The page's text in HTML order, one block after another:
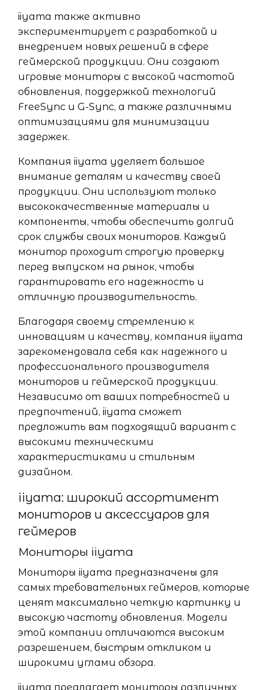
iiyama также активно
экспериментирует с разработкой и
внедрением новых решений в сфере
геймерской продукции. Они создают
игровые мониторы с высокой частотой
обновления, поддержкой технологий
FreeSync и G-Sync, а также различными
оптимизациями для минимизации
задержек.
Компания iiyama уделяет большое
внимание деталям и качеству своей
продукции. Они используют только
высококачественные материалы и
компоненты, чтобы обеспечить долгий
срок службы своих мониторов. Каждый
монитор проходит строгую проверку
перед выпуском на рынок, чтобы
гарантировать его надежность и
отличную производительность.
Благодаря своему стремлению к
инновациям и качеству, компания iiyama
зарекомендовала себя как надежного и
профессионального производителя
мониторов и геймерской продукции.
Независимо от ваших потребностей и
предпочтений, iiyama сможет
предложить вам подходящий вариант с
высокими техническими
характеристиками и стильным
дизайном.
iiyama: широкий ассортимент
мониторов и аксессуаров для
геймеров
Мониторы iiyama
Мониторы iiyama предназначены для
самых требовательных геймеров, которые
ценят максимально четкую картинку и
высокую частоту обновления. Модели
этой компании отличаются высоким
разрешением, быстрым откликом и
широкими углами обзора.
iiyama предлагает мониторы различных